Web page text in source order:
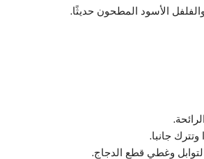
الأسود المطحون حديثًا.
جانبا.
وغطي قطع الدجاج.